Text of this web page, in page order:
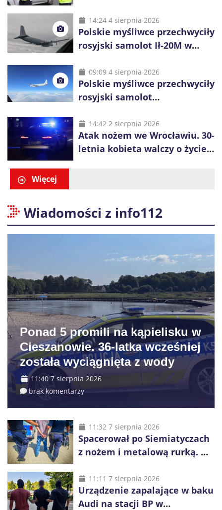
14:24 4 sierpnia 2026
Polskie myśliwce przechwyciły
rosyjski samolot Ił-20M w
09:09 4 sierpnia 2026
Polskie myśliwce przechwyciły
rosyjski samolot
14:42 2 sierpnia 2026
Atak nożem we Wrocławiu. 30-
letnia kobieta walczy o życie,
Więcej
Wiadomości z info112
Ponad 5 promili na kąpielisku w
Cieszanowie. 36-latka wcześniej
została wyciągnięta z wody
11:40 7 sierpnia 2026
brak komentarzy
11:32 7 sierpnia 2026
Spacerował po Siemiatyczach
z nożem i metalową rurką. W
alkohol i perfumy
11:11 7 sierpnia 2026
Urządzenie zapalające w baku
Audi na stacji BP w